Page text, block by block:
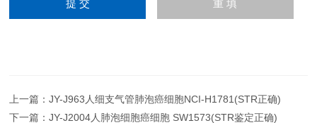
上一篇：JY-J963人细支气管肺泡癌细胞NCI-H1781(STR正确)
下一篇：JY-J2004人肺泡细胞癌细胞 SW1573(STR鉴定正确)